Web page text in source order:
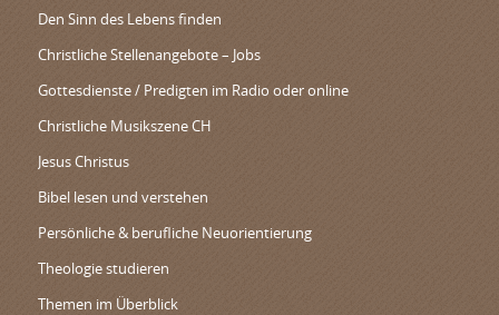
Den Sinn des Lebens finden
Christliche Stellenangebote – Jobs
Gottesdienste / Predigten im Radio oder online
Christliche Musikszene CH
Jesus Christus
Bibel lesen und verstehen
Persönliche & berufliche Neuorientierung
Theologie studieren
Themen im Überblick